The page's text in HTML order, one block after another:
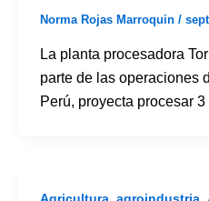
Norma Rojas Marroquin /
La planta procesadora
parte de las operaciones
Perú, proyecta procesar 3